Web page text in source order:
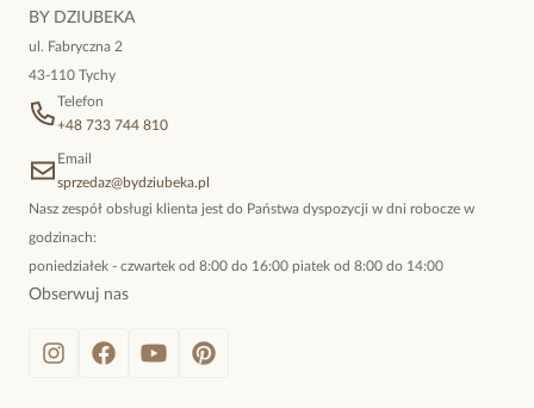
BY DZIUBEKA
ul. Fabryczna 2
43-110 Tychy
Telefon
+48 733 744 810
Email
sprzedaz@bydziubeka.pl
Nasz zespół obsługi klienta jest do Państwa dyspozycji w dni robocze w
godzinach:
poniedziałek - czwartek od 8:00 do 16:00 piatek od 8:00 do 14:00
Obserwuj nas